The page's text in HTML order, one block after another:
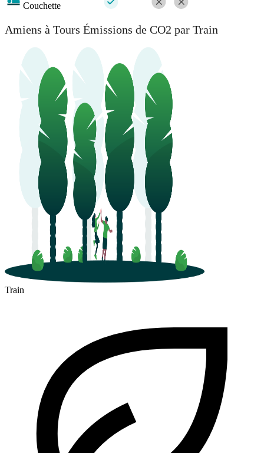
Couchette
Amiens à Tours Émissions de CO2 par Train
Train